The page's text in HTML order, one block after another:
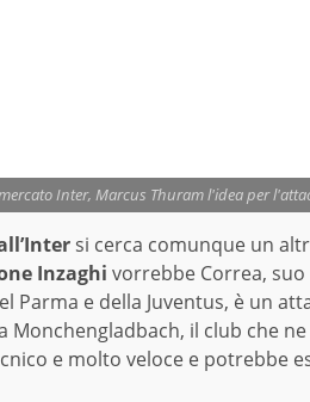
Inter, Marcus Thuram l'idea per
si cerca comunque un
Inzaghi vorrebbe Correa,
Parma e della Juventus, è un
Monchengladbach, il club che
e molto veloce e potrebbe